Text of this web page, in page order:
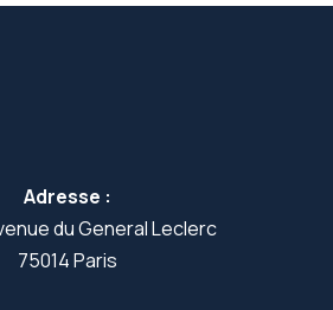
Adresse :
du General Leclerc
75014 Paris